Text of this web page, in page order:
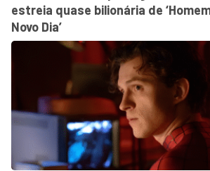
estreia quase bilionária de
Novo Dia’